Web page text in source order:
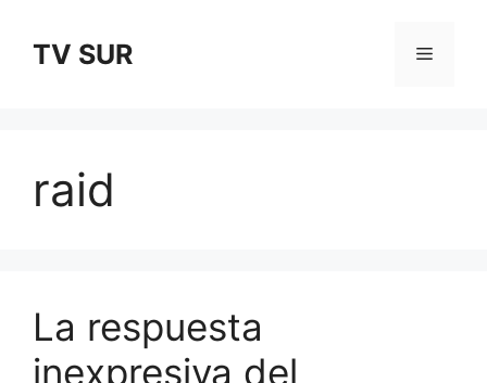
contentTV SUR Menu
raid
La respuesta
inexpresiva del